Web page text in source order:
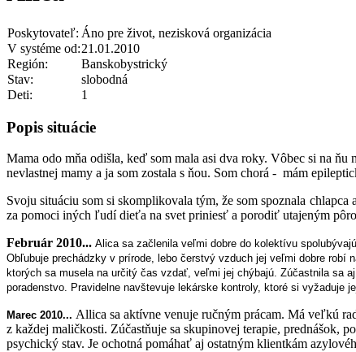
Poskytovateľ: Áno pre život, nezisková organizácia
V systéme od:21.01.2010
Región:
Banskobystrický
Stav:
slobodná
Deti:
1
Popis situácie
Mama odo mňa odišla, keď som mala asi dva roky. Vôbec si na ňu
nevlastnej mamy a ja som zostala s ňou. Som chorá - mám
Svoju situáciu som si skomplikovala tým, že som spoznala
za pomoci iných ľudí dieťa na svet priniesť a porodiť utajeným
Február 2010... Alica sa začlenila veľmi dobre do kolektívu
Obľubuje prechádzky v prírode, lebo čerstvý vzduch jej veľmi dobre
ktorých sa musela na určitý čas vzdať, veľmi jej chýbajú. Zúčastnila sa
poradenstvo. Pravidelne navštevuje lekárske kontroly, ktoré si
Marec 2010... Allica sa aktívne venuje ručným prácam. Má veľkú
z každej maličkosti. Zúčastňuje sa skupinovej terapie, prednášok,
psychický stav. Je ochotná pomáhať aj ostatným klientkám